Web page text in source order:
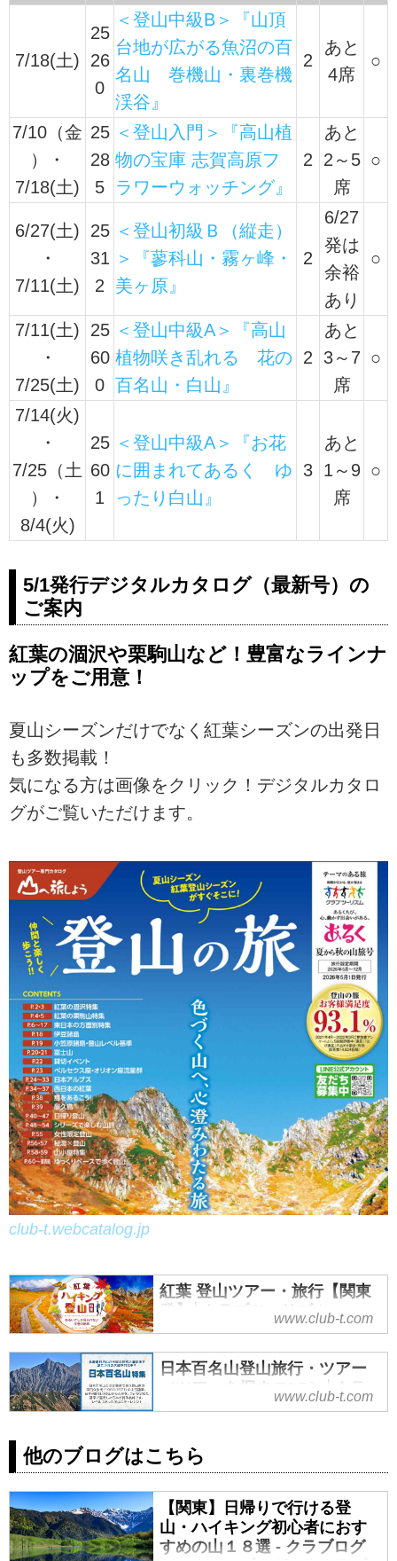
7/18(土)
25
26
0
＜登山中級B＞『山頂
台地が広がる魚沼の百
名山 巻機山・裏巻機
渓谷』
2
あと
4席
○
7/10（金
）・
7/18(土)
25
28
5
＜登山入門＞『高山植
物の宝庫 志賀高原フ
ラワーウォッチング』
2
あと
2～5
席
○
6/27(土)
・
7/11(土)
25
31
2
＜登山初級Ｂ（縦走）
＞『蓼科山・霧ヶ峰・
美ヶ原』
2
6/27
発は
余裕
あり
○
7/11(土)
・
7/25(土)
25
60
0
＜登山中級A＞『高山
植物咲き乱れる 花の
百名山・白山』
2
あと
3～7
席
○
7/14(火)
・
7/25（土
）・
8/4(火)
25
60
1
＜登山中級A＞『お花
に囲まれてあるく ゆ
ったり白山』
3
あと
1～9
席
○
5/1発行デジタルカタログ（最新号）の
ご案内
紅葉の涸沢や栗駒山など！豊富なラインナ
ップをご用意！
夏山シーズンだけでなく紅葉シーズンの出発日
も多数掲載！
気になる方は画像をクリック！デジタルカタロ
グがご覧いただけます。
club-t.webcatalog.jp
紅葉 登山ツアー・旅行【関東
発】│クラブツーリズム
クラブツーリズムの紅葉登山ツア
ー特集！安心で快適な添乗員付
き・ガイド同行プランもご用意。
山野草や高山植物など紅葉を観賞
ツアーの検索・ご予約も簡単。
www.club-t.com
日本百名山登山旅行・ツアー
（ツアーを探す TOP）│クラ
ブツーリズム
ら、クラブツーリズム！安心で快
適な添乗員付きプランや山岳ガイ
ド同行プランもご用意。初級から
上級まで多彩な山々の中から、皆
様のレベルに合ったツアーをお選
び頂けます。ツアーの検索・ご予
www.club-t.com
他のブログはこちら
【関東】日帰りで行ける登
山・ハイキング初心者におす
すめの山１８選 - クラブログ